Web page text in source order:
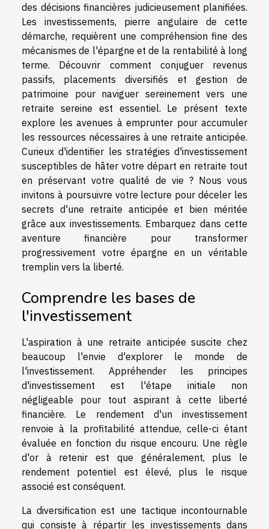
des décisions financières judicieusement planifiées.
Les investissements, pierre angulaire de cette
démarche, requièrent une compréhension fine des
mécanismes de l'épargne et de la rentabilité à long
terme. Découvrir comment conjuguer revenus
passifs, placements diversifiés et gestion de
patrimoine pour naviguer sereinement vers une
retraite sereine est essentiel. Le présent texte
explore les avenues à emprunter pour accumuler
les ressources nécessaires à une retraite anticipée.
Curieux d'identifier les stratégies d'investissement
susceptibles de hâter votre départ en retraite tout
en préservant votre qualité de vie ? Nous vous
invitons à poursuivre votre lecture pour déceler les
secrets d'une retraite anticipée et bien méritée
grâce aux investissements. Embarquez dans cette
aventure financière pour transformer
progressivement votre épargne en un véritable
tremplin vers la liberté.
Comprendre les bases de
l'investissement
L'aspiration à une retraite anticipée suscite chez
beaucoup l'envie d'explorer le monde de
l'investissement. Appréhender les principes
d'investissement est l'étape initiale non
négligeable pour tout aspirant à cette liberté
financière. Le rendement d'un investissement
renvoie à la profitabilité attendue, celle-ci étant
évaluée en fonction du risque encouru. Une règle
d'or à retenir est que généralement, plus le
rendement potentiel est élevé, plus le risque
associé est conséquent.
La diversification est une tactique incontournable
qui consiste à répartir les investissements dans